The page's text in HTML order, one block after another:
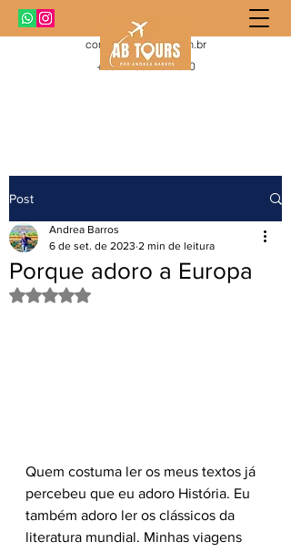
contato@abtours.com.br
+55 11 99919-1010
Post
Porque adoro a Europa
Andrea Barros
6 de set. de 2023 2 min de leitura
Avaliado com NaN de 5 estrelas.
Quem costuma ler os meus textos já
percebeu que eu adoro História. Eu
também adoro ler os clássicos da
literatura mundial. Minhas viagens